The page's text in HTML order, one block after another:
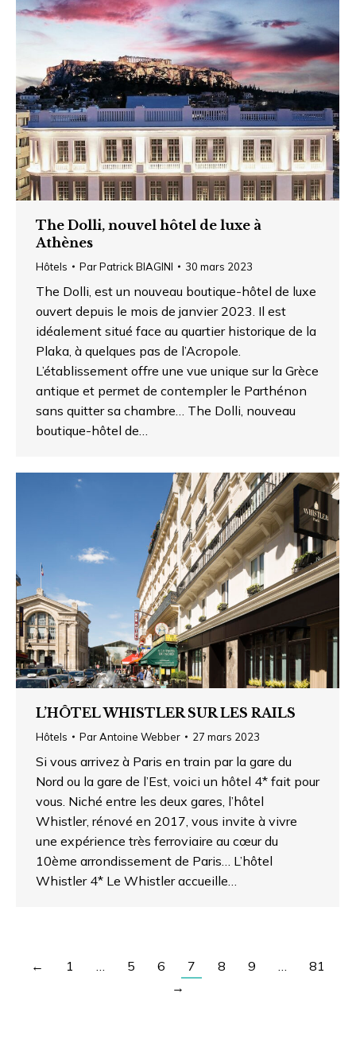
The Dolli, nouvel hôtel de luxe à
Athènes
Hôtels ParPatrick BIAGINI 30 mars 2023
The Dolli, est un nouveau boutique-hôtel de luxe
ouvert depuis le mois de janvier 2023. Il est
idéalement situé face au quartier historique de la
Plaka, à quelques pas de l’Acropole.
L’établissement offre une vue unique sur la Grèce
antique et permet de contempler le Parthénon
sans quitter sa chambre… The Dolli, nouveau
boutique-hôtel de…
L’HÔTEL WHISTLER SUR LES RAILS
Hôtels ParAntoine Webber 27 mars 2023
Si vous arrivez à Paris en train par la gare du
Nord ou la gare de l’Est, voici un hôtel 4* fait pour
vous. Niché entre les deux gares, l’hôtel
Whistler, rénové en 2017, vous invite à vivre
une expérience très ferroviaire au cœur du
10ème arrondissement de Paris… L’hôtel
Whistler 4* Le Whistler accueille…
← 1 … 5 6 7 8 9 …
81
→